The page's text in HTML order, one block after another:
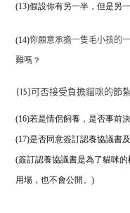
(13)假設你有另一半，但是另
(14)你願意承擔一隻毛小孩的
難嗎？
(15)可否接受負擔貓咪的節
(16)若是情侶飼養，是否事前
(17)是否同意簽訂認養協議書
(簽訂認養協議書是為了貓咪
用場，也不會公開。)